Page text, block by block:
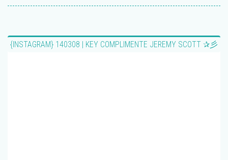
{INSTAGRAM} 140308 | KEY COMPLIMENTE JEREMY SCOTT ✰彡